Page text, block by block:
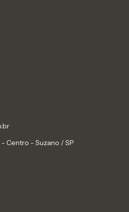
- Centro - Suzano / SP